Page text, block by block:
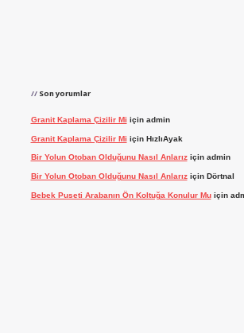
Son yorumlar
Granit Kaplama Çizilir Mi için admin
Granit Kaplama Çizilir Mi için HızlıAyak
Bir Yolun Otoban Olduğunu Nasıl Anlarıziçin admin
Bir Yolun Otoban Olduğunu Nasıl Anlarıziçin Dörtnal
Bebek Puseti Arabanın Ön Koltuğa Konulur Muiçin